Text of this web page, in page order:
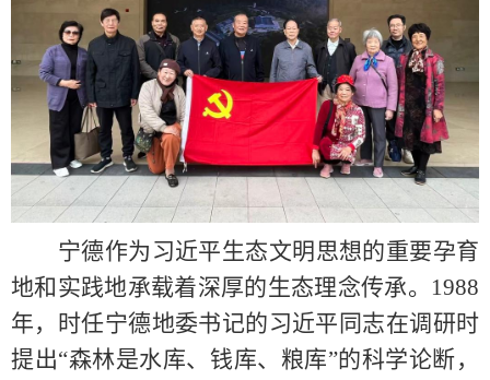
宁德作为 习近平生态文明思想的重要孕育
地和实践地承载着深厚的生态理念传承。 1988
年，
时任宁德地委书记的习近平同志在调研时
提出“森林是水库、钱库、粮库”的科学论断，